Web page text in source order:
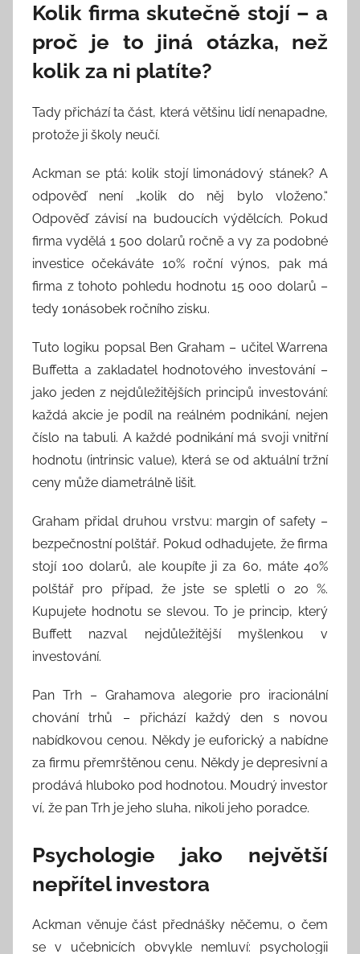
Kolik firma skutečně stojí – a
proč je to jiná otázka, než
kolik za ni platíte?
Tady přichází ta část, která většinu lidí nenapadne,
protože ji školy neučí.
Ackman se ptá: kolik stojí limonádový stánek? A
odpověď není „kolik do něj bylo vloženo.“
Odpověď závisí na budoucích výdělcích. Pokud
firma vydělá 1 500 dolarů ročně a vy za podobné
investice očekáváte 10% roční výnos, pak má
firma z tohoto pohledu hodnotu 15 000 dolarů –
tedy 10násobek ročního zisku.
Tuto logiku popsal Ben Graham – učitel Warrena
Buffetta a zakladatel hodnotového investování –
jako jeden z nejdůležitějších principů investování:
každá akcie je podíl na reálném podnikání, nejen
číslo na tabuli. A každé podnikání má svoji vnitřní
hodnotu (intrinsic value), která se od aktuální tržní
ceny může diametrálně lišit.
Graham přidal druhou vrstvu: margin of safety –
bezpečnostní polštář. Pokud odhadujete, že firma
stojí 100 dolarů, ale koupíte ji za 60, máte 40%
polštář pro případ, že jste se spletli o 20 %.
Kupujete hodnotu se slevou. To je princip, který
Buffett nazval nejdůležitější myšlenkou v
investování.
Pan Trh – Grahamova alegorie pro iracionální
chování trhů – přichází každý den s novou
nabídkovou cenou. Někdy je euforický a nabídne
za firmu přemrštěnou cenu. Někdy je depresivní a
prodává hluboko pod hodnotou. Moudrý investor
ví, že pan Trh je jeho sluha, nikoli jeho poradce.
Psychologie jako největší
nepřítel investora
Ackman věnuje část přednášky něčemu, o čem
se v učebnicích obvykle nemluví: psychologii